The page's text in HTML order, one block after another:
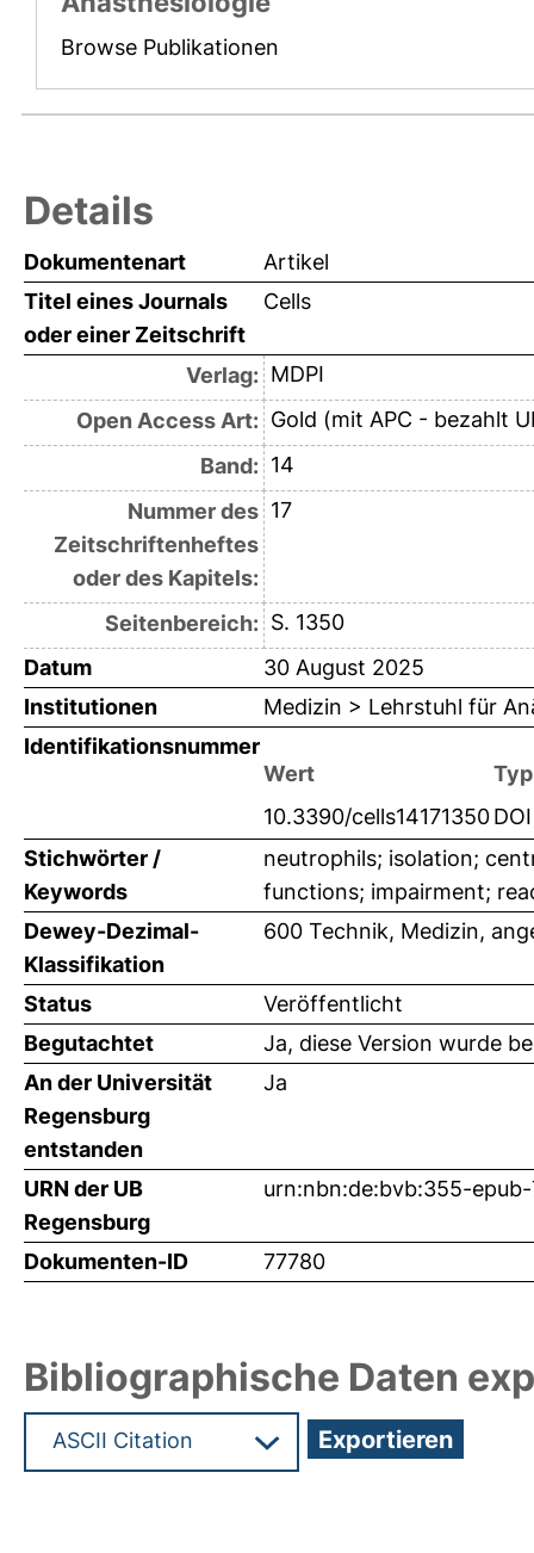
Browse Publikationen
Details
Dokumentenart
Artikel
Titel eines Journals
oder einer Zeitschrift
Cells
Verlag: MDPI
Open Access Art: Gold (mit APC - bezahlt
Band: 14
Nummer des
Zeitschriftenheftes
oder des Kapitels:
17
Seitenbereich: S. 1350
Datum
30 August 2025
Institutionen
Medizin > Lehrstuhl für
Identifikationsnummer
Wert
Typ
10.3390/cells14171350DOI
Stichwörter /
Keywords
neutrophils; isolation;
functions; impairment;
Dewey-Dezimal-
Klassifikation
600 Technik, Medizin,
Status
Veröffentlicht
Begutachtet
Ja, diese Version wurde
An der Universität
Regensburg
entstanden
Ja
URN der UB
Regensburg
urn:nbn:de:bvb:355-
Dokumenten-ID 77780
Bibliographische Daten